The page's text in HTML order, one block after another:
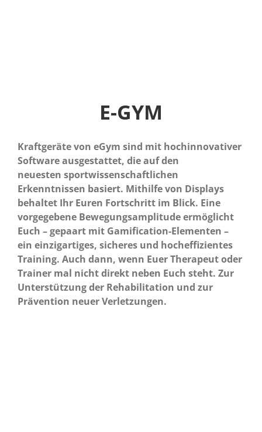
E-GYM
Kraftgeräte von eGym sind mit hochinnovativer
Software ausgestattet, die auf den
neuesten sportwissenschaftlichen
Erkenntnissen basiert. Mithilfe von Displays
behaltet Ihr Euren Fortschritt im Blick. Eine
vorgegebene Bewegungsamplitude ermöglicht
Euch – gepaart mit Gamification-Elementen –
ein einzigartiges, sicheres und hocheffizientes
Training. Auch dann, wenn Euer Therapeut oder
Trainer mal nicht direkt neben Euch steht. Zur
Unterstützung der Rehabilitation und zur
Prävention neuer Verletzungen.